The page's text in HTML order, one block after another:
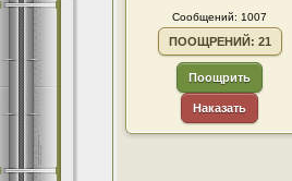
Сообщений: 1007
ПООЩРЕНИЙ: 21
Поощрить
Наказать